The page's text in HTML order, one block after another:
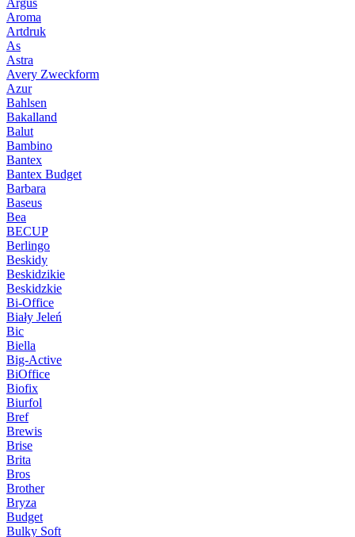
Argus
Aroma
Artdruk
As
Astra
Avery Zweckform
Azur
Bahlsen
Bakalland
Balut
Bambino
Bantex
Bantex Budget
Barbara
Baseus
Bea
BECUP
Berlingo
Beskidy
Beskidzikie
Beskidzkie
Bi-Office
Biały Jeleń
Bic
Biella
Big-Active
BiOffice
Biofix
Biurfol
Bref
Brewis
Brise
Brita
Bros
Brother
Bryza
Budget
Bulky Soft